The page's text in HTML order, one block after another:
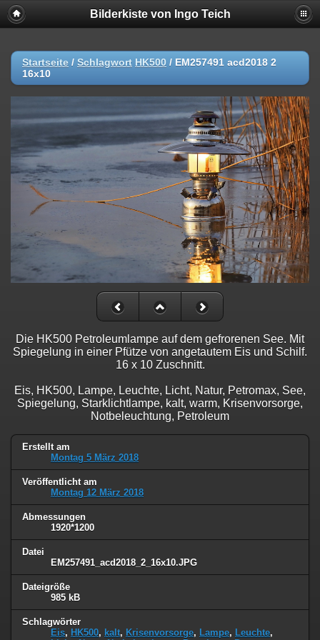
Bilderkiste von Ingo Teich
Startseite / Schlagwort HK500 / EM257491 acd2018 2
16x10
Die HK500 Petroleumlampe auf dem gefrorenen See. Mit
Spiegelung in einer Pfütze von angetautem Eis und Schilf.
16 x 10 Zuschnitt.
Eis, HK500, Lampe, Leuchte, Licht, Natur, Petromax, See,
Spiegelung, Starklichtlampe, kalt, warm, Krisenvorsorge,
Notbeleuchtung, Petroleum
Erstellt am
Montag 5 März 2018
Veröffentlicht am
Montag 12 März 2018
Abmessungen
1920*1200
Datei
EM257491_acd2018_2_16x10.JPG
Dateigröße
985 kB
Schlagwörter
Eis, HK500, kalt, Krisenvorsorge, Lampe, Leuchte,